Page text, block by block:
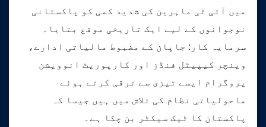
میں آئی ٹی ماہرین کی شدید کمی کو پاکستانی
نوجوانوں کے لیے ایک تاریخی موقع بتایا۔
سرمایہ کار: جاپان کے مضبوط مالیاتی ادارے،
وینچر کیپیٹل فنڈز اور کارپوریٹ انوویشن
پروگرام ایسے تیزی سے ترقی کرتے ہوئے
ماحولیاتی نظام کی تلاش میں ہیں جیسا کہ
پاکستان کا ٹیک سیکٹر بن چکا ہے۔